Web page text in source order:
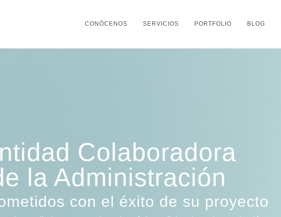
CONÓCENOS SERVICIOS PORTFOLIO BLOG
Colaboradora
la Administración
con el éxito de su proyecto